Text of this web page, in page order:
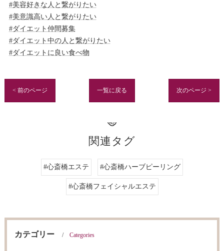
#美容好きな人と繋がりたい
#美意識高い人と繋がりたい
#ダイエット仲間募集
#ダイエット中の人と繋がりたい
#ダイエットに良い食べ物
< 前のページ 一覧に戻る 次のページ >
関連タグ
#心斎橋エステ #心斎橋ハーブピーリング
#心斎橋フェイシャルエステ
カテゴリー Categories